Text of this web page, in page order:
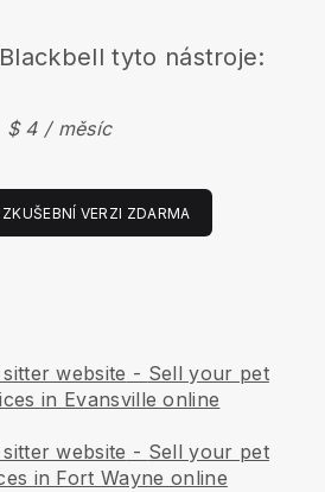
Blackbell tyto nástroje:
$ 4 / měsíc
VERZI ZDARMA
website - Sell your pet
in Evansville online
website - Sell your pet
in Fort Wayne online